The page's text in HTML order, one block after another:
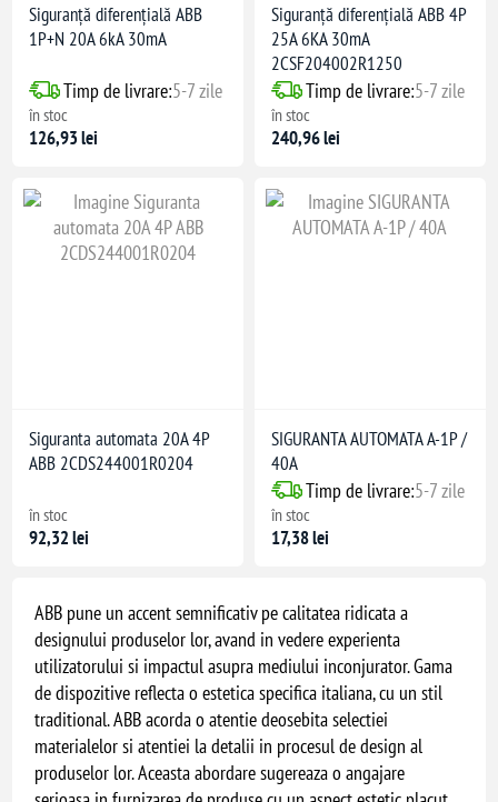
Siguranță diferențială ABB
1P+N 20A 6kA 30mA
Timp de livrare:5-7 zile
în stoc
126,93 lei
Siguranță diferențială ABB 4P
25A 6KA 30mA
2CSF204002R1250
Timp de livrare:5-7 zile
în stoc
240,96 lei
Siguranta automata 20A 4P
ABB 2CDS244001R0204
în stoc
92,32 lei
SIGURANTA AUTOMATA A-1P /
40A
Timp de livrare:5-7 zile
în stoc
17,38 lei
ABB pune un accent semnificativ pe calitatea ridicata a
designului produselor lor, avand in vedere experienta
utilizatorului si impactul asupra mediului inconjurator. Gama
de dispozitive reflecta o estetica specifica italiana, cu un stil
traditional. ABB acorda o atentie deosebita selectiei
materialelor si atentiei la detalii in procesul de design al
produselor lor. Aceasta abordare sugereaza o angajare